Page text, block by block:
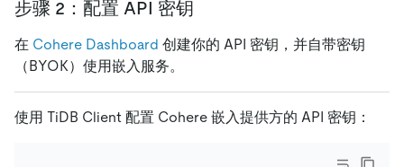
步骤 2：配置 API 密钥
在 Cohere Dashboard 创建你的 API 密钥，并自带密钥
（BYOK）使用嵌入服务。
使用 TiDB Client 配置 Cohere 嵌入提供方的 API 密钥：